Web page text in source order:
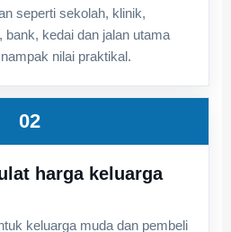
seperti sekolah, klinik,
bank, kedai dan jalan utama
nilai praktikal.
02
harga keluarga
keluarga muda dan pembeli